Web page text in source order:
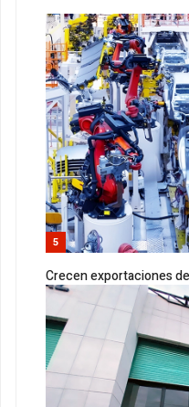
5
Crecen exportaciones